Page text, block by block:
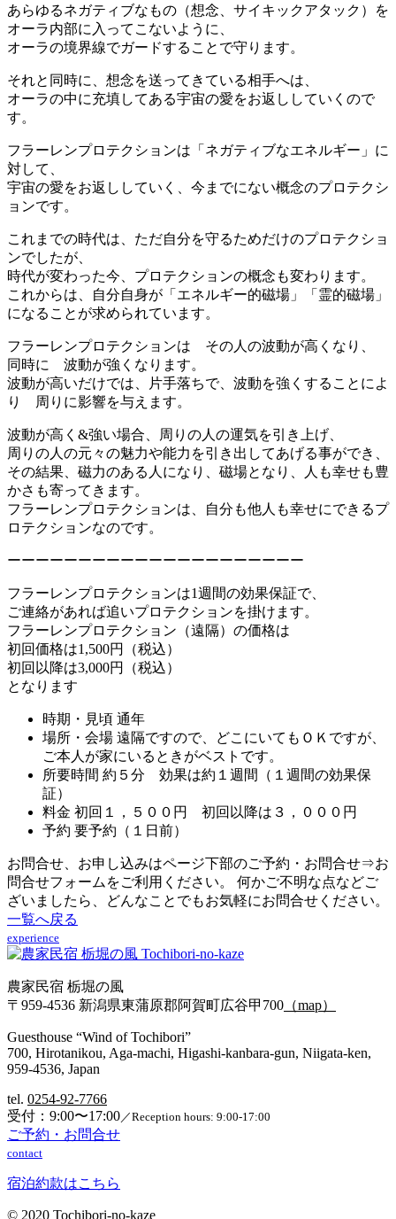
あらゆるネガティブなもの（想念、サイキックアタック）を
オーラ内部に入ってこないように、
オーラの境界線でガードすることで守ります。
それと同時に、想念を送ってきている相手へは、
オーラの中に充填してある宇宙の愛をお返ししていくので
す。
フラーレンプロテクションは「ネガティブなエネルギー」に
対して、
宇宙の愛をお返ししていく、今までにない概念のプロテクシ
ョンです。
これまでの時代は、ただ自分を守るためだけのプロテクショ
ンでしたが、
時代が変わった今、プロテクションの概念も変わります。
これからは、自分自身が「エネルギー的磁場」「霊的磁場」
になることが求められています。
フラーレンプロテクションは その人の波動が高くなり、
同時に 波動が強くなります。
波動が高いだけでは、片手落ちで、波動を強くすることによ
り 周りに影響を与えます。
波動が高く&強い場合、周りの人の運気を引き上げ、
周りの人の元々の魅力や能力を引き出してあげる事ができ、
その結果、磁力のある人になり、磁場となり、人も幸せも豊
かさも寄ってきます。
フラーレンプロテクションは、自分も他人も幸せにできるプ
ロテクションなのです。
ーーーーーーーーーーーーーーーーーーーーー
フラーレンプロテクションは1週間の効果保証で、
ご連絡があれば追いプロテクションを掛けます。
フラーレンプロテクション（遠隔）の価格は
初回価格は1,500円（税込）
初回以降は3,000円（税込）
となります
時期・見頃 通年
場所・会場 遠隔ですので、どこにいてもＯＫですが、
ご本人が家にいるときがベストです。
所要時間 約５分 効果は約１週間（１週間の効果保
証）
料金 初回１，５００円 初回以降は３，０００円
予約 要予約（１日前）
お問合せ、お申し込みはページ下部のご予約・お問合せ⇒お
問合せフォームをご利用ください。 何かご不明な点などご
ざいましたら、どんなことでもお気軽にお問合せください。
一覧へ戻る
experience
農家民宿 栃堀の風
〒959-4536 新潟県東蒲原郡阿賀町広谷甲700 （map）
Guesthouse “Wind of Tochibori”
700, Hirotanikou, Aga-machi, Higashi-kanbara-gun, Niigata-ken,
959-4536, Japan
tel. 0254-92-7766‬
受付：9:00〜17:00 ／Reception hours: 9:00-17:00
ご予約・お問合せ
contact
宿泊約款はこちら
©︎ 2020 Tochibori-no-kaze